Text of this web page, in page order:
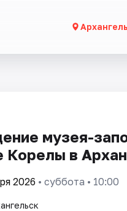
музея-
в
2026 • суббота • 10:00